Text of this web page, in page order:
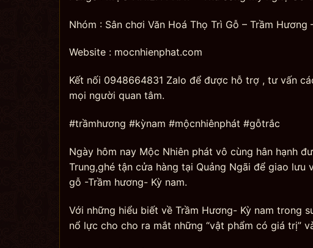
Nhóm : Sân chơi Văn Hoá Thọ Trì Gỗ – Trầm Hương
Website : mocnhienphat.com
Kết nối 0948664831 Zalo để được hỗ trợ , tư vấn
mọi người quan tâm.
#trầmhương #kỳnam #mộcnhiênphát #gỗtrắc
Ngày hôm nay Mộc Nhiên phát vô cùng hân hạnh
Trung,ghé tận cửa hàng tại Quảng Ngãi để giao
gỗ -Trầm hương- Kỳ nam.
Với những hiểu biết về Trầm Hương- Kỳ nam trong
nổ lực cho cho ra mắt những “vật phẩm có giá trị”